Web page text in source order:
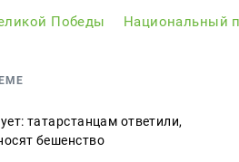
Победы Национальный
татарстанцам ответили,
бешенство